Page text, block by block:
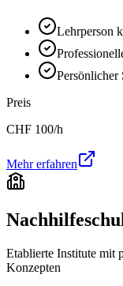
Lehrperson
Persönlicher
Preis
CHF 100/h
Mehr erfahren
Etablierte Institute mit
Konzepten